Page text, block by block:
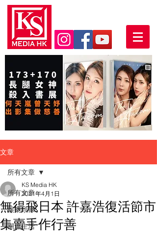
文章
所有文章
娛樂頭條
潮流生活
所有文章
無得飛日本 許嘉浩復活節市
集賣手作行善
KS Media HK
2021年4月1日